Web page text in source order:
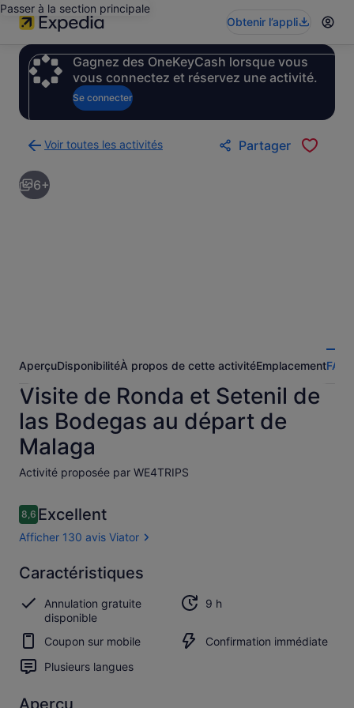
Passer à la section principale
Obtenir l’appli
Gagnez des OneKeyCash lorsque vous
vous connectez et réservez une activité.
Se connecter
Voir toutes les activités
à
la
page
Partager
6+
AperçuDisponibilitéÀ propos de cette activitéEmplacementFAQ
Visite de Ronda et Setenil de
las Bodegas au départ de
Malaga
Activité proposée par WE4TRIPS
Avis
voyageurs
8,68,6 sur 10
Excellent
Afficher 130 avis Viator
8.68.6 sur 10
Excellent
Afficher
les
130 avis
Viator
Caractéristiques
Annulation gratuite
disponible
9 h
Coupon sur mobile
Confirmation immédiate
Plusieurs langues
Aperçu